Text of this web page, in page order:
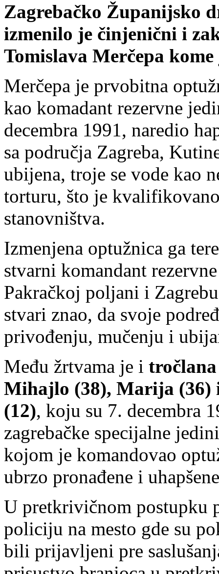
Zagrebačko Županijsko
izmenilo je činjenični i
Tomislava Merčepa
Merčepa je prvobitna
kao komadant rezervne
decembra 1991, naredio
sa područja Zagreba,
ubijena, troje se vode kao
torturu, što je
stanovništva.
Izmenjena optužnica ga
stvarni komandant
Pakračkoj poljani i
stvari znao, da svoje
privođenju, mučenju i
Među žrtvama je i
Mihajlo (38), Marija (36)
(12), koju su 7. decembra
zagrebačke specijalne
kojom je komandovao
ubrzo pronađene i
U pretkrivičnom postupku
policiju na mesto gde su
bili prijavljeni pre